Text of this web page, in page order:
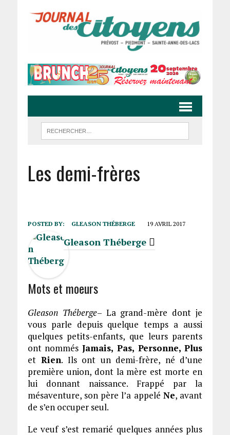
Les demi-frères
POSTED BY: GLEASON THÉBERGE 19 AVRIL 2017
Gleason Théberge
Mots et moeurs
Gleason Théberge– La grand-mère dont je
vous parle depuis quelque temps a aussi
quelques petits-enfants, que leurs parents
ont nommésJamais, Pas, Personne, Plus
etRien. Ils ont un demi-frère, né d’une
première union, dont la mère est morte en
lui donnant naissance. Frappé par la
mésaventure, son père l’a appeléNe, avant
de s’en occuper seul.
Le veuf s’est remarié quelques années plus